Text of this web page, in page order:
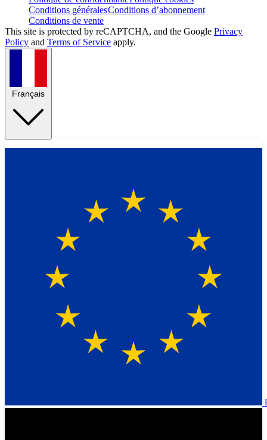
Conditions généralesConditions d’abonnement
Conditions de vente
This site is protected by reCAPTCHA, and the Google Privacy
Policy and Terms of Service apply.
Français